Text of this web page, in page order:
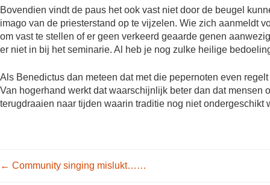
Bovendien vindt de paus het ook vast niet door de beugel
imago van de priesterstand op te vijzelen. Wie zich aanmeldt
om vast te stellen of er geen verkeerd geaarde genen
er niet in bij het seminarie. Al heb je nog zulke heilige
Als Benedictus dan meteen dat met die pepernoten even
Van hogerhand werkt dat waarschijnlijk beter dan dat mensen
terugdraaien naar tijden waarin traditie nog niet
Post navigation
← Community singing mislukt……